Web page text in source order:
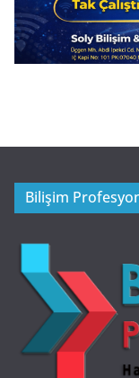
Bilişim